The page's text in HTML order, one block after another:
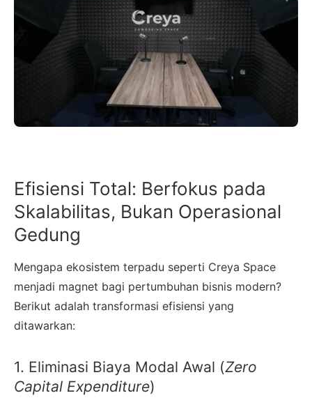
Efisiensi Total: Berfokus pada
Skalabilitas, Bukan Operasional
Gedung
Mengapa ekosistem terpadu seperti Creya Space
menjadi magnet bagi pertumbuhan bisnis modern?
Berikut adalah transformasi efisiensi yang
ditawarkan:
1. Eliminasi Biaya Modal Awal (Zero
Capital Expenditure)